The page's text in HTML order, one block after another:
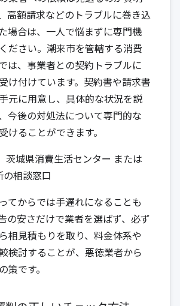
高額請求などのトラブルに巻き込
場合は、一人で悩まずに専門機
ださい。潮来市を管轄する消費
は、事業者との契約トラブルに
け付けています。契約書や請求書
元に用意し、具体的な状況を説
今後の対処法について専門的な
けることができます。
茨城県消費生活センター または
相談窓口
てからでは手遅れになることも
の安さだけで業者を選ばず、必ず
相見積もりを取り、料金体系や
検討することが、悪徳業者から
策です。